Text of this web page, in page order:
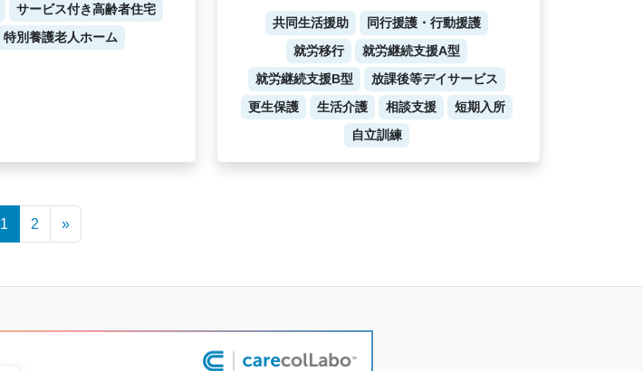
サービス付き高齢者住宅
特別養護老人ホーム
共同生活援助
同行援護・行動援護
就労移行
就労継続支援A型
就労継続支援B型
放課後等デイサービス
更生保護
生活介護 相談支援
短期入所
自立訓練
1 2 »